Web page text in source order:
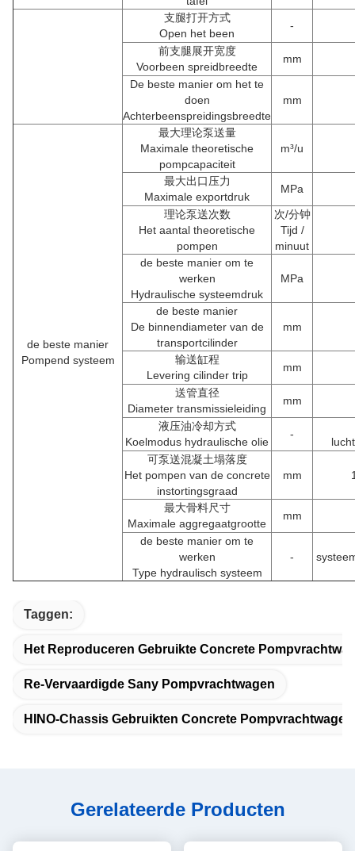
支腿打开方式
Open het been
-
前支腿展开宽度
Voorbeen spreidbreedte
mm
De beste manier om het te
doen
Achterbeenspreidingsbreedte
mm
de beste manier
Pompend systeem
最大理论泵送量
Maximale theoretische
pompcapaciteit
m³/u
最大出口压力
Maximale exportdruk
MPa
理论泵送次数
Het aantal theoretische
pompen
次/分钟
Tijd /
minuut
de beste manier om te
werken
Hydraulische systeemdruk
MPa
de beste manier
De binnendiameter van de
transportcilinder
mm
输送缸程
Levering cilinder trip
mm
送管直径
Diameter transmissieleiding
mm
液压油冷却方式
Koelmodus hydraulische olie
-
可泵送混凝土塌落度
Het pompen van de concrete
instortingsgraad
mm
最大骨料尺寸
Maximale aggregaatgrootte
mm
de beste manier om te
werken
Type hydraulisch systeem
-
Taggen:
Het Reproduceren Gebruikte Concrete
Re-Vervaardigde Sany Pompvrachtwagen
HINO-Chassis Gebruikten Concrete Pompvrachtwagen
Gerelateerde Producten